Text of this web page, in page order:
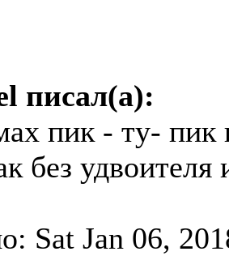
писал(а):
пик - ту- пик
без
Sat Jan 06,